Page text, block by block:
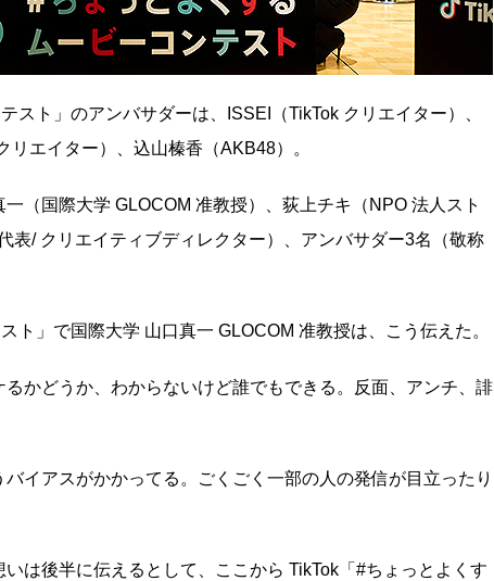
スト」のアンバサダーは、ISSEI（TikTok クリエイター）、
エイター）、込山榛香（AKB48）。
（国際大学 GLOCOM 准教授）、荻上チキ（NPO 法人スト
表/ クリエイティブディレクター）、アンバサダー3名（敬称
ト」で国際大学 山口真一 GLOCOM 准教授は、こう伝えた。
かどうか、わからないけど誰でもできる。反面、アンチ、誹
イアスがかかってる。ごくごく一部の人の発信が目立ったり
後半に伝えるとして、ここから TikTok「#ちょっとよくす